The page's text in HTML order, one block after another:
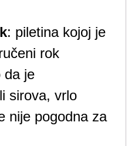
: piletina kojoj je
rok
da je
sirova, vrlo
nije pogodna za